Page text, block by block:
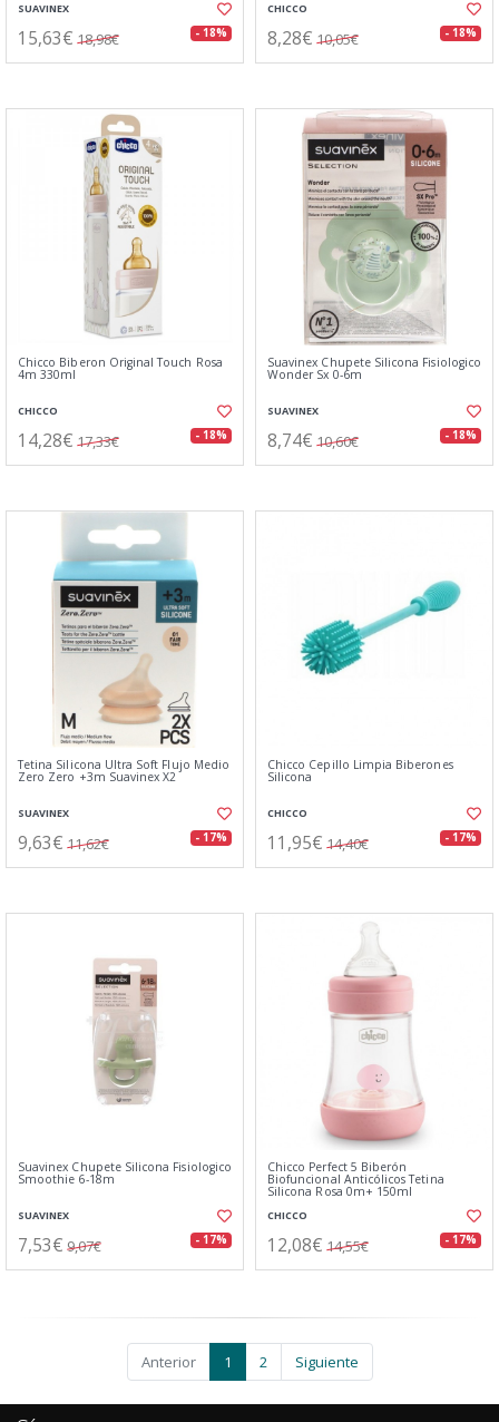
SUAVINEX
15,63€ 18,98€ - 18%
CHICCO
8,28€ 10,05€ - 18%
Chicco Biberon Original Touch Rosa
4m 330ml
CHICCO
14,28€ 17,33€ - 18%
Suavinex Chupete Silicona Fisiologico
Wonder Sx 0-6m
SUAVINEX
8,74€ 10,60€ - 18%
Tetina Silicona Ultra Soft Flujo Medio
Zero Zero +3m Suavinex X2
SUAVINEX
9,63€ 11,62€ - 17%
Chicco Cepillo Limpia Biberones
Silicona
CHICCO
11,95€ 14,40€ - 17%
Suavinex Chupete Silicona Fisiologico
Smoothie 6-18m
SUAVINEX
7,53€ 9,07€ - 17%
Chicco Perfect 5 Biberón
Biofuncional Anticólicos Tetina
Silicona Rosa 0m+ 150ml
CHICCO
12,08€ 14,55€ - 17%
Anterior 1 2 Siguiente